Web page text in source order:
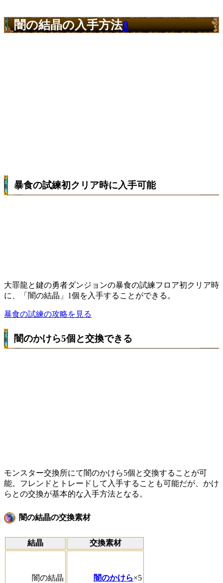
闇の結晶の入手方法0
暴食の試練初クリア時に入手可能
大罪龍と鍵の勇者ダンジョンの暴食の試練フロア初クリア時
に、「闇の結晶」1個を入手することができる。
暴食の試練の攻略を見る
闇のかけら5個と交換できる
モンスター交換所にて闇のかけら5個と交換することが可
能。フレンドとトレードして入手することも可能だが、かけ
らとの交換が基本的な入手方法となる。
闇の結晶の交換素材
結晶 交換素材
闇の結晶 闇のかけら×5